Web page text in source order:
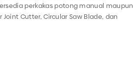
perkakas potong manual maupun
Cutter, Circular Saw Blade, dan